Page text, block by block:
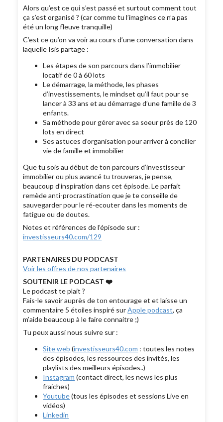
Alors qu’est ce qui s’est passé et surtout comment tout
ça s’est organisé ? (car comme tu l’imagines ce n’a pas
été un long fleuve tranquille)
C’est ce qu’on va voir au cours d’une conversation dans
laquelle Isis partage :
Les étapes de son parcours dans l’immobilier
locatif de 0 à 60 lots
Le démarrage, la méthode, les phases
d’investissements, le mindset qu’il faut pour se
lancer à 33 ans et au démarrage d’une famille de 3
enfants.
Sa méthode pour gérer avec sa soeur près de 120
lots en direct
Ses astuces d’organisation pour arriver à concilier
vie de famille et immobilier
Que tu sois au début de ton parcours d’investisseur
immobilier ou plus avancé tu trouveras, je pense,
beaucoup d’inspiration dans cet épisode. Le parfait
remède anti-procrastination que je te conseille de
sauvegarder pour le ré-ecouter dans les moments de
fatigue ou de doutes.
Notes et références de l’épisode sur :
investisseurs40.com/129
PARTENAIRES DU PODCAST
Voir les offres de nos partenaires
SOUTENIR LE PODCAST ❤️
Le podcast te plait ?
Fais-le savoir auprès de ton entourage et et laisse un
commentaire 5 étoiles inspiré surApple podcast, ça
m’aide beaucoup à le faire connaitre ;)
Tu peux aussi nous suivre sur :
Site web (investisseurs40.com : toutes les notes
des épisodes, les ressources des invités, les
playlists des meilleurs épisodes..)
Instagram (contact direct, les news les plus
fraiches)
Youtube(tous les épisodes et sessions Live en
vidéos)
Linkedin